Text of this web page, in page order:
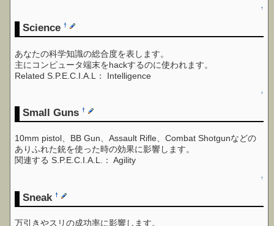
↑
Science†
あなたの科学知識の総合度を表します。
主にコンピュータ端末をhackするのに使われます。
Related S.P.E.C.I.A.L： Intelligence
↑
Small Guns†
10mm pistol、BB Gun、Assault Rifle、Combat Shotgunなどの
ありふれた銃を使った時の効果に影響します。
関連する S.P.E.C.I.A.L.： Agility
↑
Sneak†
万引きやスリの成功率に影響します。